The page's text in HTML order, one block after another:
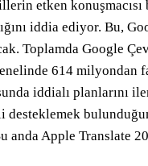
etken
iddia ediyor. Bu,
Toplamda Google
614 milyondan
iddialı planlarını
desteklemek
anda Apple Translate